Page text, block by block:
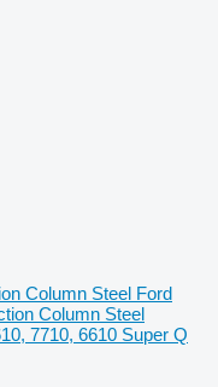
Column Steel Ford
Column Steel
7710, 6610 Super Q